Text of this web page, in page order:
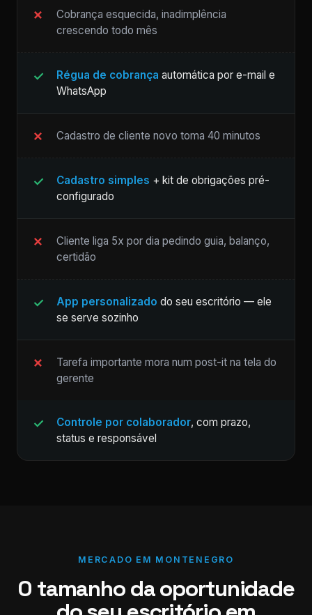
Cobrança esquecida, inadimplência
crescendo todo mês
Régua de cobrança automática por e-mail e
WhatsApp
Cadastro de cliente novo toma 40 minutos
Cadastro simples + kit de obrigações pré-
configurado
Cliente liga 5x por dia pedindo guia, balanço,
certidão
App personalizado do seu escritório — ele
se serve sozinho
Tarefa importante mora num post-it na tela do
gerente
Controle por colaborador, com prazo,
status e responsável
MERCADO EM MONTENEGRO
O tamanho da oportunidade